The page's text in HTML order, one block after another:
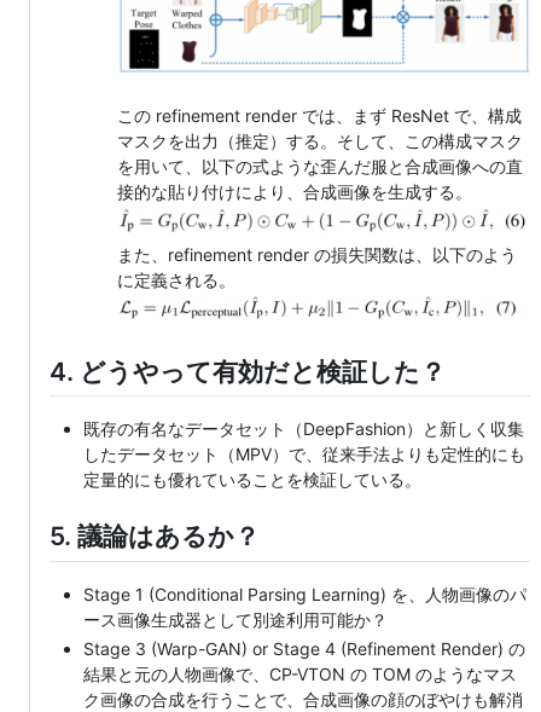
この refinement render では、まず ResNet で、構成
マスクを出力（推定）する。そして、この構成マスク
を用いて、以下の式ような歪んだ服と合成画像への直
接的な貼り付けにより、合成画像を生成する。
また、refinement render の損失関数は、以下のよう
に定義される。
4. どうやって有効だと検証した？
既存の有名なデータセット（DeepFashion）と新しく収集
したデータセット（MPV）で、従来手法よりも定性的にも
定量的にも優れていることを検証している。
5. 議論はあるか？
Stage 1 (Conditional Parsing Learning) を、人物画像のパ
ース画像生成器として別途利用可能か？
Stage 3 (Warp-GAN) or Stage 4 (Refinement Render) の
結果と元の人物画像で、CP-VTON の TOM のようなマス
ク画像の合成を行うことで、合成画像の顔のぼやけも解消